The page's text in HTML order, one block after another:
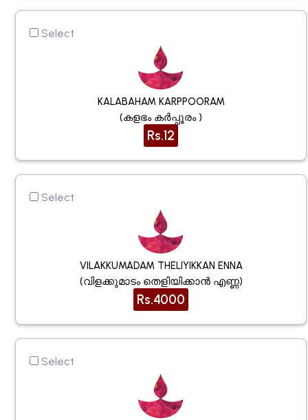
Select
KALABAHAM KARPPOORAM
(കളഭം കർപ്പൂരം )
Rs.12
Select
VILAKKUMADAM THELIYIKKAN ENNA
(വിളക്കുമാടം തെളിയിക്കാൻ എണ്ണ)
Rs.4000
Select